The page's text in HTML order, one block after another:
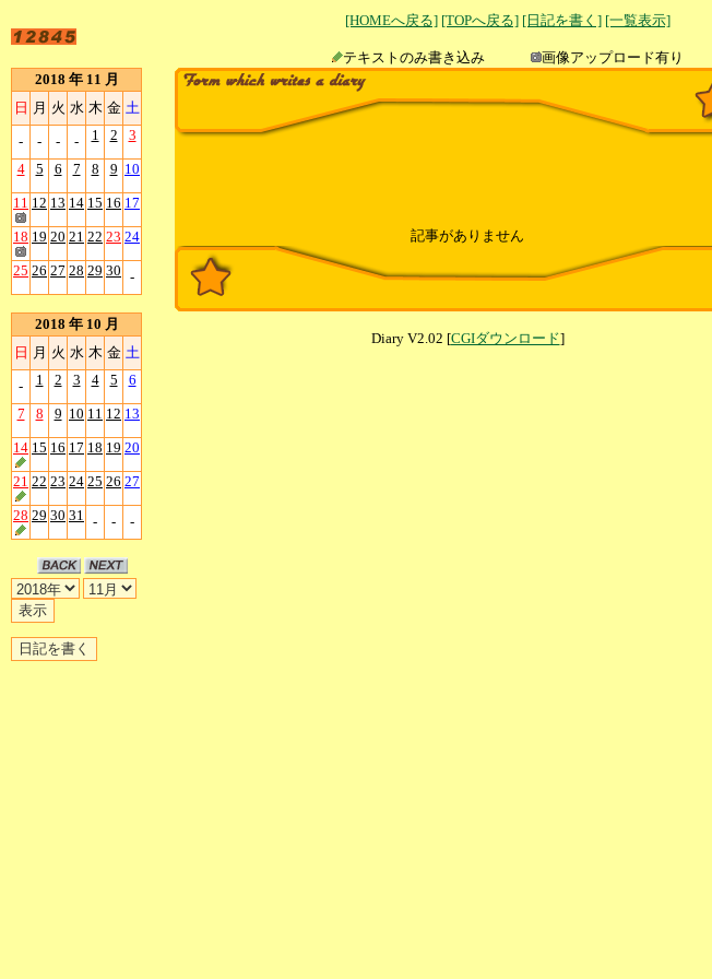
[HOMEへ戻る] [TOPへ戻る] [日記を書く] [一覧表示]
テキストのみ書き込み
画像アップロード有り
2018 年 11 月
日 月 火 水 木 金 土
- - - - 1 2 3
4 5 6 7 8 9 10
11 12 13 14 15 16 17
18 19 20 21 22 23 24
25 26 27 28 29 30 -
2018 年 10 月
日 月 火 水 木 金 土
- 1 2 3 4 5 6
7 8 9 10 11 12 13
14 15 16 17 18 19 20
21 22 23 24 25 26 27
28 29 30 31 - - -
記事がありません
Diary V2.02 [CGIダウンロード]